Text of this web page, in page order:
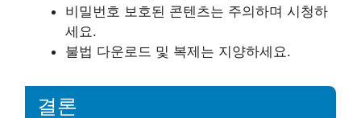
비밀번호 보호된 콘텐츠는 주의하며 시청하
세요.
불법 다운로드 및 복제는 지양하세요.
결론